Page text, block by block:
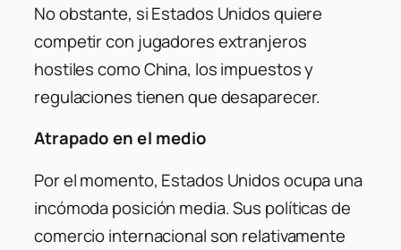
No obstante, si Estados Unidos quiere
competir con jugadores extranjeros
hostiles como China, los impuestos y
regulaciones tienen que desaparecer.
Atrapado en el medio
Por el momento, Estados Unidos ocupa una
incómoda posición media. Sus políticas de
comercio internacional son relativamente